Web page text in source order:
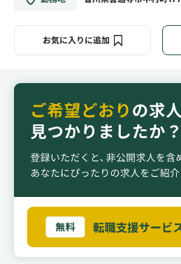
お気に入りに追加